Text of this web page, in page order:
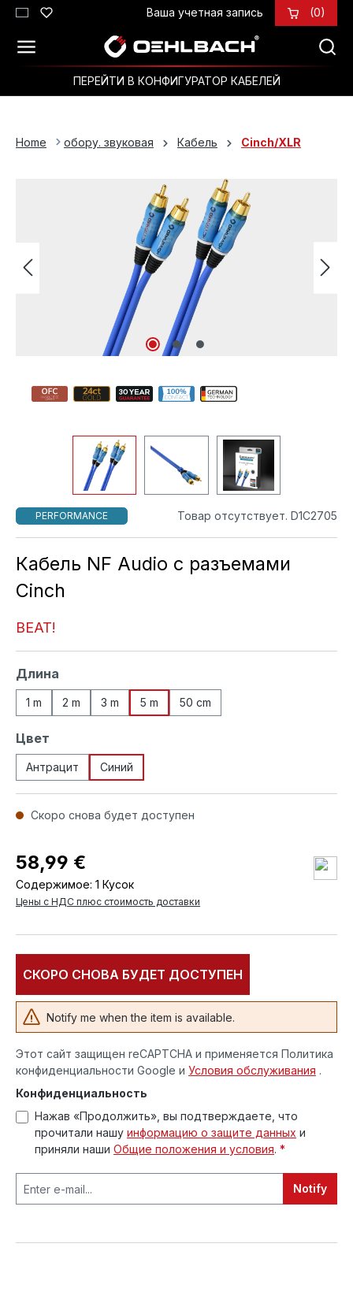
Перейти к основному содержанию
Ваша учетная запись (0)
ПЕРЕЙТИ В КОНФИГУРАТОР КАБЕЛЕЙ
Home обору. звуковая Кабель Cinch/XLR
PERFORMANCE Товар отсутствует. D1C2705
Кабель NF Audio с разъемами
Cinch
BEAT!
Выберите
Длина
1 m 2 m 3 m 5 m 50 cm
Выберите
Цвет
Антрацит Синий
Скоро снова будет доступен
58,99 €
Содержимое: 1 Кусок
Цены с НДС плюс стоимость доставки
СКОРО СНОВА БУДЕТ ДОСТУПЕН
Notify me when the item is available.
Этот сайт защищен reCAPTCHA и применяется Политика
конфиденциальности Google и Условия обслуживания .
Конфиденциальность
Нажав «Продолжить», вы подтверждаете, что
прочитали нашу информацию о защите данных и
приняли наши Общие положения и условия. *
Notify